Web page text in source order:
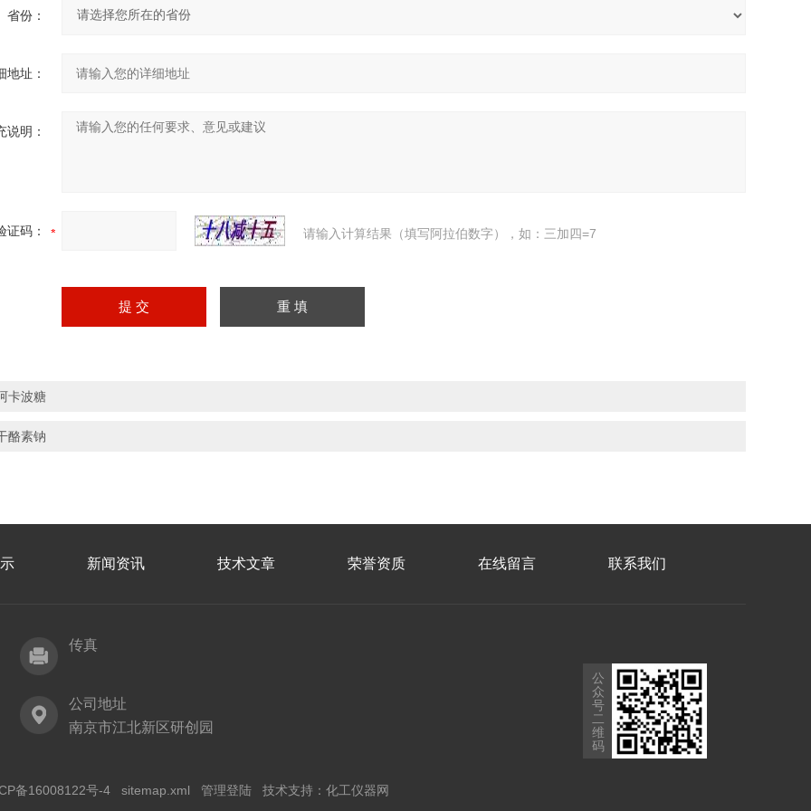
省份：
地址：
说明：
证码： 请输入计算结果（填写阿拉伯数字），如：三加四=7
卡波糖
酪素钠
新闻资讯 技术文章 荣誉资质 在线留言 联系我们
传真
公司地址
南京市江北新区研创园
备16008122号-4 sitemap.xml 管理登陆 技术支持： 化工仪器网
公
众
号
二
维
码